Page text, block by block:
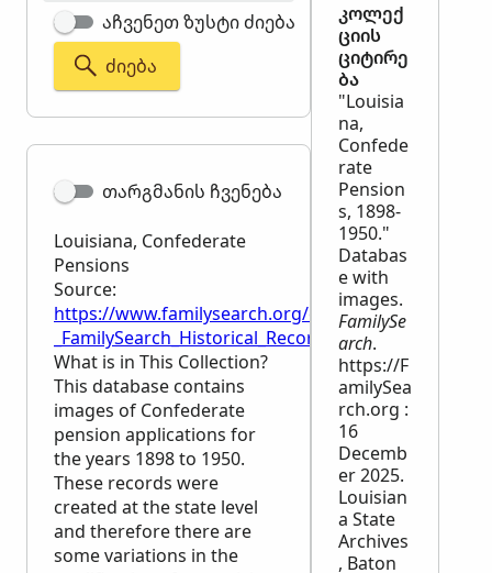
აჩვენეთ ზუსტი ძიება
ᲫᲘᲔᲑᲐ
თარგმანის ჩვენება
Louisiana, Confederate
Pensions
Source:
https://www.familysearch.org/en/wiki/
_FamilySearch_Historical_Records
What is in This Collection?
This database contains
images of Confederate
pension applications for
the years 1898 to 1950.
These records were
created at the state level
and therefore there are
some variations in the
კოლექ
ციის
ციტირე
ბა
"Louisia
na,
Confede
rate
Pension
s, 1898-
1950."
Databas
e with
images.
FamilySe
arch.
https://F
amilySea
rch.org :
16
Decemb
er 2025.
Louisian
a State
Archives
, Baton